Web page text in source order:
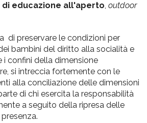
educazione all'aperto, outdoor
di preservare le condizioni per
bambini del diritto alla socialità e
i confini della dimensione
si intreccia fortemente con le
alla conciliazione delle dimensioni
di chi esercita la responsabilità
a seguito della ripresa delle